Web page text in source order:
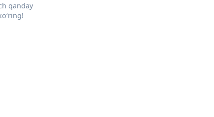
qanday